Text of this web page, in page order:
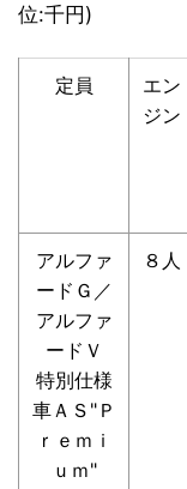
位:千円)
定員
エン
ジン
アルファ
ードＧ／
アルファ
ードＶ
特別仕様
車ＡＳ"Ｐ
ｒｅｍｉ
ｕｍ"
８人